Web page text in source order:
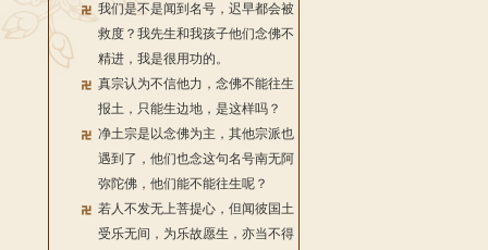
我们是不是闻到名号，迟早都会被
救度？我先生和我孩子他们念佛不
精进，我是很用功的。
真宗认为不信他力，念佛不能往生
报土，只能生边地，是这样吗？
净土宗是以念佛为主，其他宗派也
遇到了，他们也念这句名号南无阿
弥陀佛，他们能不能往生呢？
若人不发无上菩提心，但闻彼国土
受乐无间，为乐故愿生，亦当不得